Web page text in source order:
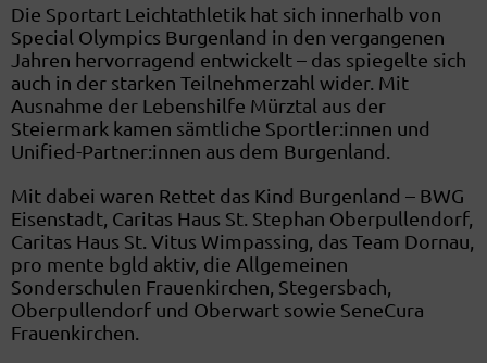
Die Sportart Leichtathletik hat sich innerhalb von
Special Olympics Burgenland in den vergangenen
Jahren hervorragend entwickelt – das spiegelte sich
auch in der starken Teilnehmerzahl wider. Mit
Ausnahme der Lebenshilfe Mürztal aus der
Steiermark kamen sämtliche Sportler:innen und
Unified-Partner:innen aus dem Burgenland.
Mit dabei waren Rettet das Kind Burgenland – BWG
Eisenstadt, Caritas Haus St. Stephan Oberpullendorf,
Caritas Haus St. Vitus Wimpassing, das Team Dornau,
pro mente bgld aktiv, die Allgemeinen
Sonderschulen Frauenkirchen, Stegersbach,
Oberpullendorf und Oberwart sowie SeneCura
Frauenkirchen.